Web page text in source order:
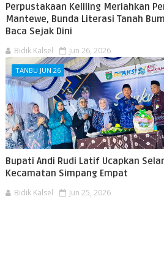
Perpustakaan Keliling Meriahkan
Mantewe, Bunda Literasi Tanah
Baca Sejak Dini
Bidik Kalsel Jun 26, 2026
TANBU JUN 26
Bupati Andi Rudi Latif Ucapkan
Kecamatan Simpang Empat
Bidik Kalsel Jun 25, 2026